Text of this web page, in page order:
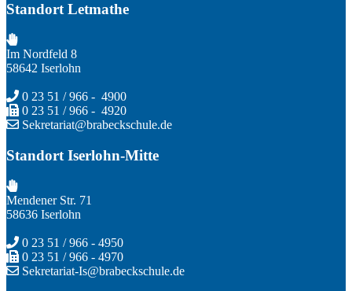
Standort Letmathe
Im Nordfeld 8
58642 Iserlohn
0 23 51 / 966 - 4900
0 23 51 / 966 - 4920
Sekretariat@brabeckschule.de
Standort Iserlohn-Mitte
Mendener Str. 71
58636 Iserlohn
0 23 51 / 966 - 4950
0 23 51 / 966 - 4970
Sekretariat-Is@brabeckschule.de